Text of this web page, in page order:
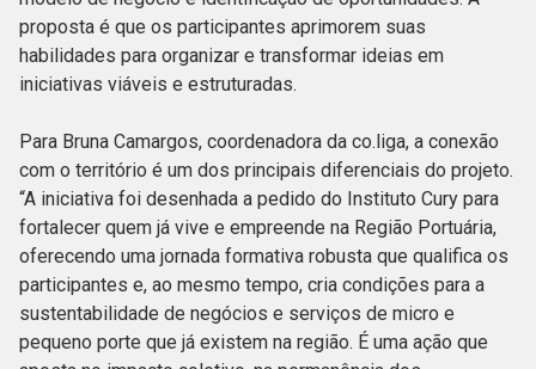
proposta é que os participantes aprimorem suas
habilidades para organizar e transformar ideias em
iniciativas viáveis e estruturadas.
Para Bruna Camargos, coordenadora da co.liga, a conexão
com o território é um dos principais diferenciais do projeto.
“A iniciativa foi desenhada a pedido do Instituto Cury para
fortalecer quem já vive e empreende na Região Portuária,
oferecendo uma jornada formativa robusta que qualifica os
participantes e, ao mesmo tempo, cria condições para a
sustentabilidade de negócios e serviços de micro e
pequeno porte que já existem na região. É uma ação que